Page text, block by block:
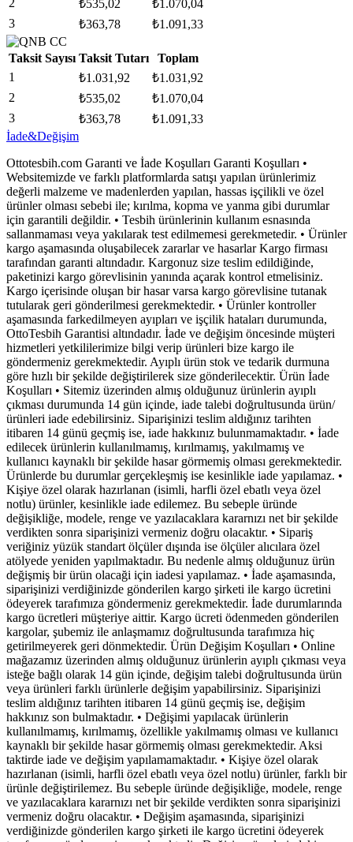
2 ₺535,02 ₺1.070,04
3
₺363,78 ₺1.091,33
Taksit Sayısı Taksit Tutarı
Toplam
1
₺1.031,92 ₺1.031,92
2
₺535,02 ₺1.070,04
3
₺363,78 ₺1.091,33
İade&Değişim
Ottotesbih.com Garanti ve İade Koşulları Garanti Koşulları •
Websitemizde ve farklı platformlarda satışı yapılan ürünlerimiz
değerli malzeme ve madenlerden yapılan, hassas işçilikli ve özel
ürünler olması sebebi ile; kırılma, kopma ve yanma gibi durumlar
için garantili değildir. • Tesbih ürünlerinin kullanım esnasında
sallanmaması veya yakılarak test edilmemesi gerekmetedir. • Ürünler
kargo aşamasında oluşabilecek zararlar ve hasarlar Kargo firması
tarafından garanti altındadır. Kargonuz size teslim edildiğinde,
paketinizi kargo görevlisinin yanında açarak kontrol etmelisiniz.
Kargo içerisinde oluşan bir hasar varsa kargo görevlisine tutanak
tutularak geri gönderilmesi gerekmektedir. • Ürünler kontroller
aşamasında farkedilmeyen ayıpları ve işçilik hataları durumunda,
OttoTesbih Garantisi altındadır. İade ve değişim öncesinde müşteri
hizmetleri yetkililerimize bilgi verip ürünleri bize kargo ile
göndermeniz gerekmektedir. Ayıplı ürün stok ve tedarik durmuna
göre hızlı bir şekilde değiştirilerek size gönderilecektir. Ürün İade
Koşulları • Sitemiz üzerinden almış olduğunuz ürünlerin ayıplı
çıkması durumunda 14 gün içinde, iade talebi doğrultusunda ürün/
ürünleri iade edebilirsiniz. Siparişinizi teslim aldığınız tarihten
itibaren 14 günü geçmiş ise, iade hakkınız bulunmamaktadır. • İade
edilecek ürünlerin kullanılmamış, kırılmamış, yakılmamış ve
kullanıcı kaynaklı bir şekilde hasar görmemiş olması gerekmektedir.
Ürünlerde bu durumlar gerçekleşmiş ise kesinlikle iade yapılamaz. •
Kişiye özel olarak hazırlanan (isimli, harfli özel ebatlı veya özel
notlu) ürünler, kesinlikle iade edilemez. Bu sebeple üründe
değişikliğe, modele, renge ve yazılacaklara kararnızı net bir şekilde
verdikten sonra siparişinizi vermeniz doğru olacaktır. • Sipariş
veriğiniz yüzük standart ölçüler dışında ise ölçüler alıcılara özel
atölyede yeniden yapılmaktadır. Bu nedenle almış olduğunuz ürün
değişmiş bir ürün olacaği için iadesi yapılamaz. • İade aşamasında,
siparişinizi verdiğinizde gönderilen kargo şirketi ile kargo ücretini
ödeyerek tarafımıza göndermeniz gerekmektedir. İade durumlarında
kargo ücretleri müşteriye aittir. Kargo ücreti ödenmeden gönderilen
kargolar, şubemiz ile anlaşmamız doğrultusunda tarafımıza hiç
getirilmeyerek geri dönmektedir. Ürün Değişim Koşulları • Online
mağazamız üzerinden almış olduğunuz ürünlerin ayıplı çıkması veya
isteğe bağlı olarak 14 gün içinde, değişim talebi doğrultusunda ürün
veya ürünleri farklı ürünlerle değişim yapabilirsiniz. Siparişinizi
teslim aldığınız tarihten itibaren 14 günü geçmiş ise, değişim
hakkınız son bulmaktadır. • Değişimi yapılacak ürünlerin
kullanılmamış, kırılmamış, özellikle yakılmamış olması ve kullanıcı
kaynaklı bir şekilde hasar görmemiş olması gerekmektedir. Aksi
taktirde iade ve değişim yapılamamaktadır. • Kişiye özel olarak
hazırlanan (isimli, harfli özel ebatlı veya özel notlu) ürünler, farklı bir
ürünle değiştirilemez. Bu sebeple üründe değişikliğe, modele, renge
ve yazılacaklara kararnızı net bir şekilde verdikten sonra siparişinizi
vermeniz doğru olacaktır. • Değişim aşamasında, siparişinizi
verdiğinizde gönderilen kargo şirketi ile kargo ücretini ödeyerek